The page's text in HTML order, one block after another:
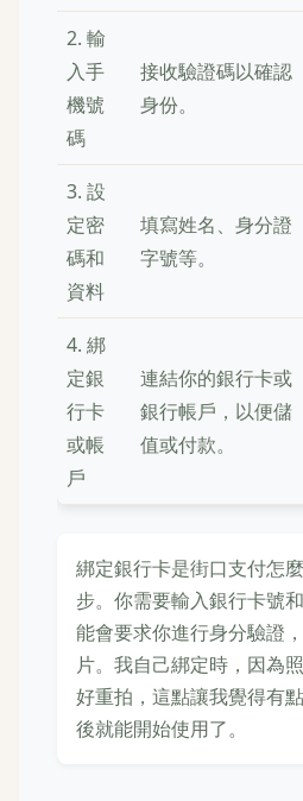
2. 輸
入手
機號
碼
接收驗證碼以確認
身份。
3. 設
定密
碼和
資料
填寫姓名、身分證
字號等。
4. 綁
定銀
行卡
或帳
戶
連結你的銀行卡或
銀行帳戶，以便儲
值或付款。
綁定銀行卡是街口支付怎
步。你需要輸入銀行卡號
能會要求你進行身分驗證
片。我自己綁定時，因為
好重拍，這點讓我覺得有
後就能開始使用了。